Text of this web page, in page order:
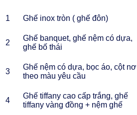
1 Ghế inox tròn ( ghế đôn)
2
Ghế banquet, ghế nệm có dựa,
ghế bố thái
3
Ghế nệm có dựa, bọc áo, cột nơ
theo màu yêu cầu
4
Ghế tiffany cao cấp trắng, ghế
tiffany vàng đồng + nệm ghế